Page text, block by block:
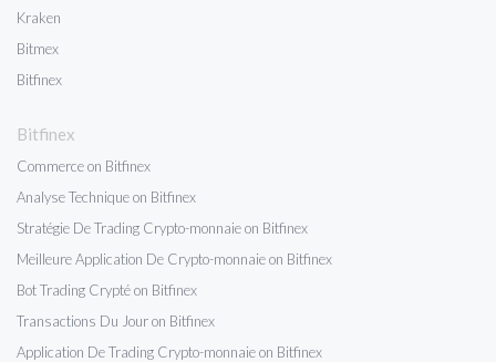
Kraken
Bitmex
Bitfinex
Bitfinex
Commerce on Bitfinex
Analyse Technique on Bitfinex
Stratégie De Trading Crypto-monnaie on Bitfinex
Meilleure Application De Crypto-monnaie on Bitfinex
Bot Trading Crypté on Bitfinex
Transactions Du Jour on Bitfinex
Application De Trading Crypto-monnaie on Bitfinex